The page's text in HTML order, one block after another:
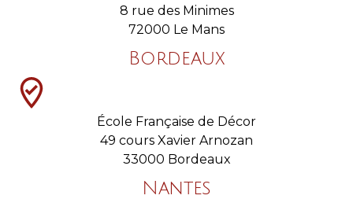
8 rue des Minimes
72000 Le Mans
Bordeaux
École Française de Décor
49 cours Xavier Arnozan
33000 Bordeaux
Nantes